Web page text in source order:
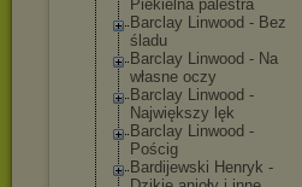
Piekielna palestra
Barclay Linwood - Bez
śladu
Barclay Linwood - Na
własne oczy
Barclay Linwood -
Największy lęk
Barclay Linwood -
Pościg
Bardijewski Henryk -